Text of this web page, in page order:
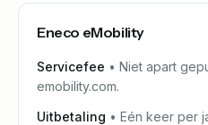
Eneco eMobility
Servicefee • Niet apart
emobility.com.
Uitbetaling • Eén keer per